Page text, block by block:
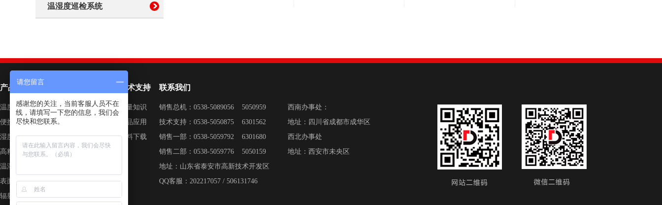
DTS-180B 超便携智能恒温油槽
DTS-300BX-mt 微型智能油槽
DTS-180BX-mt 微型智能油槽
DTS-20B 超便携智能低温槽
DTS-30B 超便携智能低温槽
DTS-40B 超便携智能低温槽
DTS-95B 超便携智能低温槽
DTS-125B 超便携智能低温槽
智能干体炉 便携式温湿度检定箱
温湿度巡检系统
产品列表
温度校准仪器
便携式 校准仪器
湿度校准仪器
高精度测量仪器
温湿度巡检系统
表面温度计校准系统
辐射温度计校准装置
德图简介
新闻中心
技术支持
计量知识
产品应用
资料下载
联系我们
销售总机：0538-5089056 5050959 西南办事处：
技术支持：0538-5050875 6301562 地址 ： 四川省成都市成华区
销售一部：0538-5059792 6301680 西北办事处
销售二部：0538-5059776 5050159 地址：西安市未央区
地址：山东省泰安市高新技术开发区
QQ客服：202217057 / 506131746
请您留言
感谢您的关注，当前客服人员不在
线，请填写一下您的信息，我们会
尽快和您联系。